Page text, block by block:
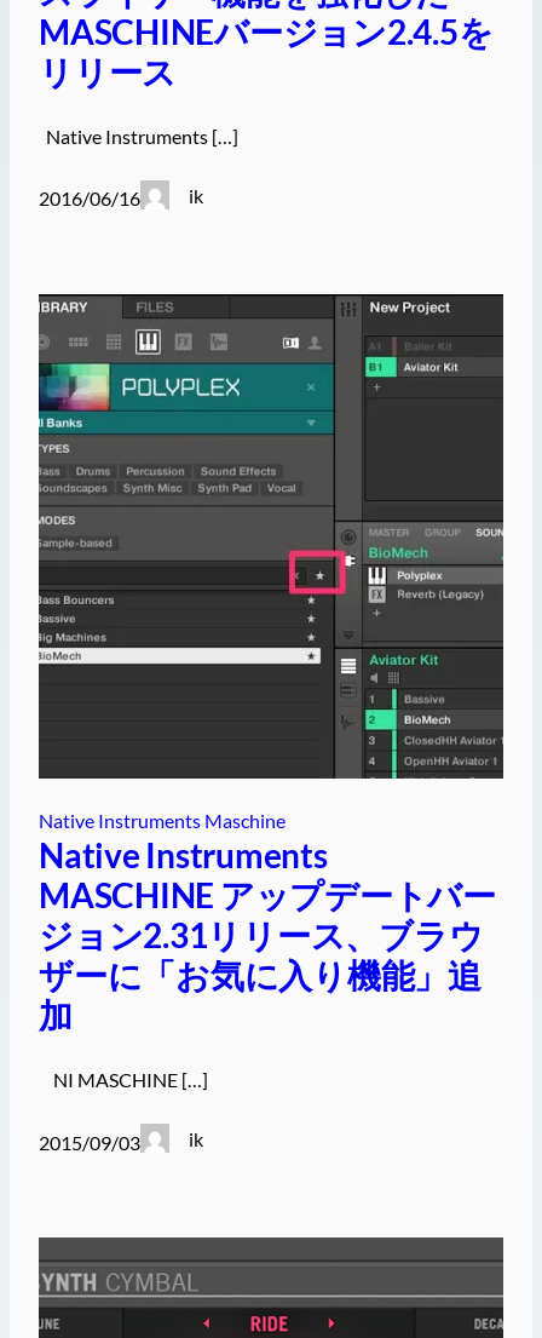
MASCHINEバージョン2.4.5を
リリース
Native Instruments […]
2016/06/16 ik
Native Instruments Maschine
Native Instruments
MASCHINE アップデートバー
ジョン2.31リリース、ブラウ
ザーに「お気に入り機能」追
加
NI MASCHINE […]
2015/09/03 ik